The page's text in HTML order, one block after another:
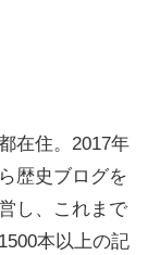
在住。2017年
歴史ブログを
し、これまで
本以上の記